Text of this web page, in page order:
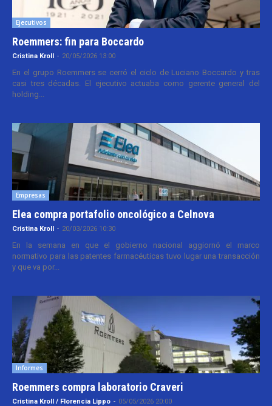
Ejecutivos
Roemmers: fin para Boccardo
Cristina Kroll - 20/05/2026 13:00
En el grupo Roemmers se cerró el ciclo de Luciano Boccardo y tras
casi tres décadas. El ejecutivo actuaba como gerente general del
holding...
Empresas
Elea compra portafolio oncológico a Celnova
Cristina Kroll - 20/03/2026 10:30
En la semana en que el gobierno nacional aggiornó el marco
normativo para las patentes farmacéuticas tuvo lugar una transacción
y que va por...
Informes
Roemmers compra laboratorio Craveri
Cristina Kroll / Florencia Lippo - 05/05/2026 20:00